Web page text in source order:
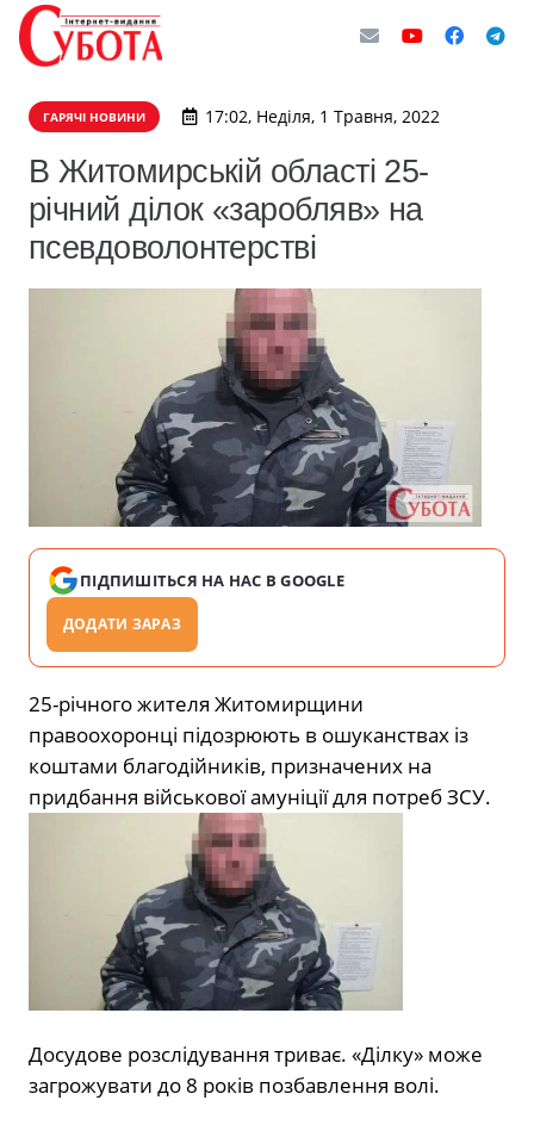
ГАРЯЧІ НОВИНИ 17:02, Неділя, 1 Травня, 2022
В Житомирській області 25-
річний ділок «заробляв» на
псевдоволонтерстві
ПІДПИШІТЬСЯ НА НАС В GOOGLE
ДОДАТИ ЗАРАЗ
25-річного жителя Житомирщини
правоохоронці підозрюють в ошуканствах із
коштами благодійників, призначених на
придбання військової амуніції для потреб ЗСУ.
Досудове розслідування триває. «Ділку» може
загрожувати до 8 років позбавлення волі.